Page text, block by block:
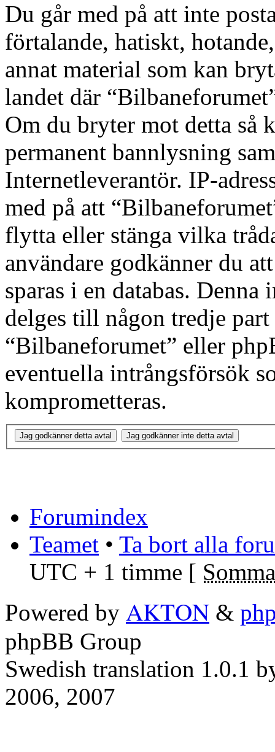
Du går med på att inte
förtalande, hatiskt,
annat material som kan
landet där
Om du bryter mot detta så
permanent bannlysning
Internetleverantör. IP-
med på att
flytta eller stänga vilka
användare godkänner du
sparas i en databas.
delges till någon tredje
“Bilbaneforumet” eller
eventuella intrångsförsök
komprometteras.
Forumindex
Teamet • Ta bort alla
UTC + 1 timme [
Powered by AKTON &
phpBB Group
Swedish translation 1.0.1
2006, 2007